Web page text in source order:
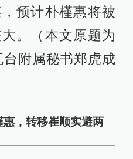
预计朴槿惠将被
。（本文原题为
台附属秘书郑虎成
，转移崔顺实避两